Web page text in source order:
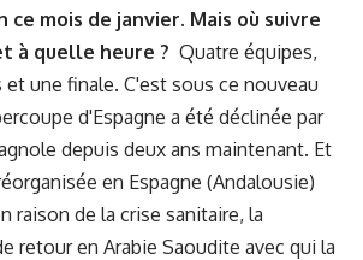
ce mois de janvier. Mais où suivre
à quelle heure ? Quatre équipes,
une finale. C'est sous ce nouveau
d'Espagne a été déclinée par
depuis deux ans maintenant. Et
en Espagne (Andalousie)
raison de la crise sanitaire, la
retour en Arabie Saoudite avec qui la